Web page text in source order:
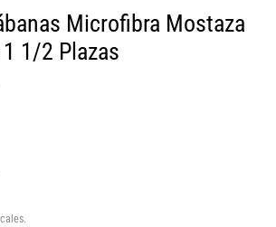
Microfibra Mostaza
1/2 Plazas